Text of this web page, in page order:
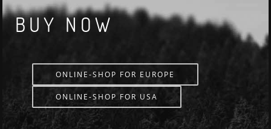
BUY NOW
ONLINE-SHOP FOR EUROPE
ONLINE-SHOP FOR USA